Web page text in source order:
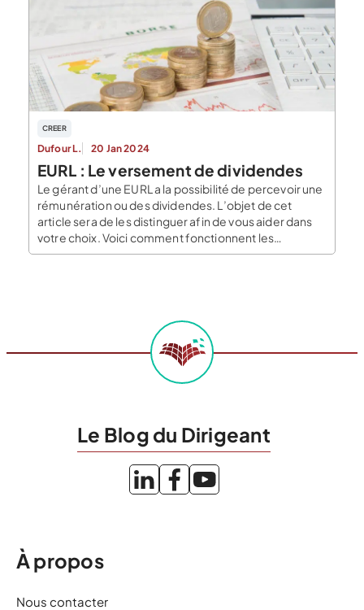
modification statutaire. Le capital variable lui peut
CREER
Dufour L. 20 Jan 2024
EURL : Le versement de dividendes
Le gérant d’une EURL a la possibilité de percevoir une
rémunération ou des dividendes. L’objet de cet
article sera de les distinguer afin de vous aider dans
votre choix. Voici comment fonctionnent les
dividendes en EURL ! Qu’est-ce qu’une EURL ? L’EURL
Le Blog du Dirigeant
À propos
Nous contacter